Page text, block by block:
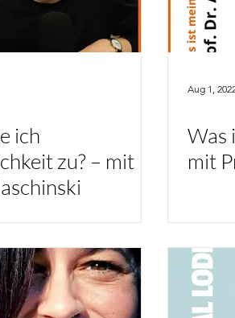
ich
zu? – mit
Aug 1,
Was
mit